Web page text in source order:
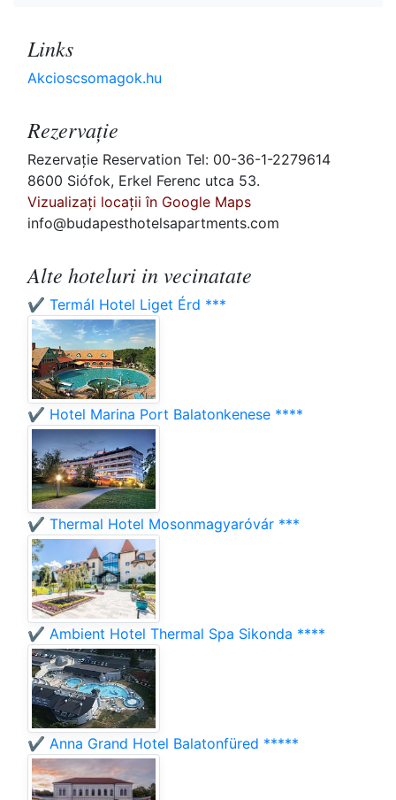
Links
Akcioscsomagok.hu
Rezervaţie
Rezervaţie Reservation Tel: 00-36-1-2279614
8600 Siófok, Erkel Ferenc utca 53.
Vizualizați locații în Google Maps
info@budapesthotelsapartments.com
Alte hoteluri in vecinatate
✔️ Termál Hotel Liget Érd ***
✔️ Hotel Marina Port Balatonkenese ****
✔️ Thermal Hotel Mosonmagyaróvár ***
✔️ Ambient Hotel Thermal Spa Sikonda ****
✔️ Anna Grand Hotel Balatonfüred *****